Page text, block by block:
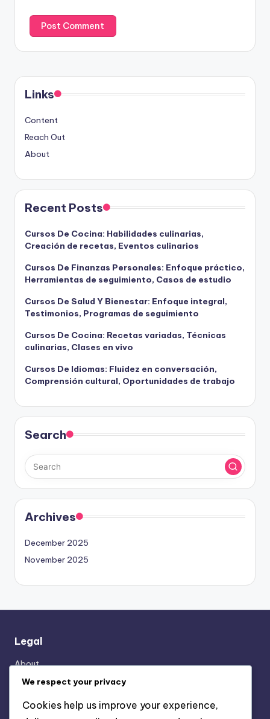
Links
Content
Reach Out
About
Recent Posts
Cursos De Cocina: Habilidades culinarias,
Creación de recetas, Eventos culinarios
Cursos De Finanzas Personales: Enfoque práctico,
Herramientas de seguimiento, Casos de estudio
Cursos De Salud Y Bienestar: Enfoque integral,
Testimonios, Programas de seguimiento
Cursos De Cocina: Recetas variadas, Técnicas
culinarias, Clases en vivo
Cursos De Idiomas: Fluidez en conversación,
Comprensión cultural, Oportunidades de trabajo
Search
Archives
December 2025
November 2025
Legal
About
Privacy Policy
Terms & Conditions
We respect your privacy
Cookies help us improve your experience,